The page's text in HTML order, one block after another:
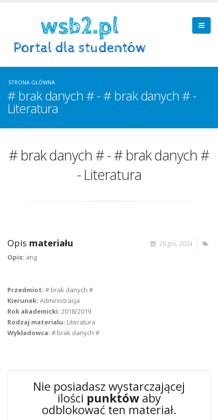
STRONA GŁÓWNA
# brak danych # - # brak danych # -
Literatura
# brak danych # - # brak danych #
- Literatura
20 gru, 2024
Opis materiału
Opis: ang
Przedmiot: # brak danych #
Kierunek: Administracja
Rok akademicki: 2018/2019
Rodzaj materialu: Literatura
Wykładowca: # brak danych #
Nie posiadasz wystarczającej
ilości punktówaby
odblokować ten materiał.